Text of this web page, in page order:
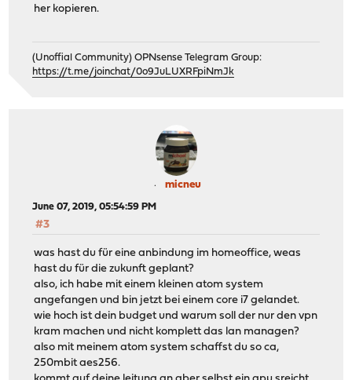
her kopieren.
(Unoffial Community) OPNsense Telegram Group:
https://t.me/joinchat/0o9JuLUXRFpiNmJk
micneu
June 07, 2019, 05:54:59 PM
#3
was hast du für eine anbindung im homeoffice, weas
hast du für die zukunft geplant?
also, ich habe mit einem kleinen atom system
angefangen und bin jetzt bei einem core i7 gelandet.
wie hoch ist dein budget und warum soll der nur den vpn
kram machen und nicht komplett das lan managen?
also mit meinem atom system schaffst du so ca,
250mbit aes256.